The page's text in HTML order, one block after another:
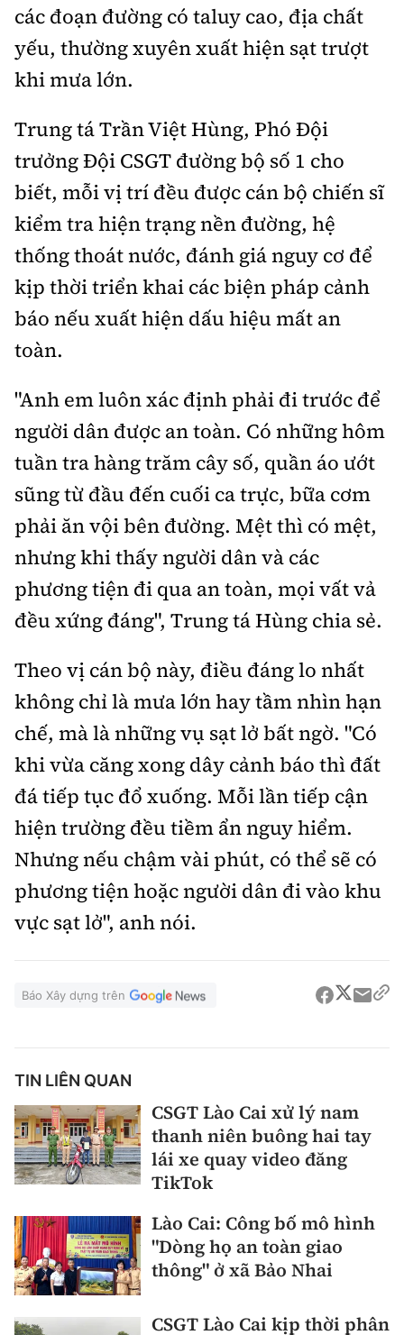
các đoạn đường có taluy cao, địa chất
yếu, thường xuyên xuất hiện sạt trượt
khi mưa lớn.
Trung tá Trần Việt Hùng, Phó Đội
trưởng Đội CSGT đường bộ số 1 cho
biết, mỗi vị trí đều được cán bộ chiến sĩ
kiểm tra hiện trạng nền đường, hệ
thống thoát nước, đánh giá nguy cơ để
kịp thời triển khai các biện pháp cảnh
báo nếu xuất hiện dấu hiệu mất an
toàn.
"Anh em luôn xác định phải đi trước để
người dân được an toàn. Có những hôm
tuần tra hàng trăm cây số, quần áo ướt
sũng từ đầu đến cuối ca trực, bữa cơm
phải ăn vội bên đường. Mệt thì có mệt,
nhưng khi thấy người dân và các
phương tiện đi qua an toàn, mọi vất vả
đều xứng đáng", Trung tá Hùng chia sẻ.
Theo vị cán bộ này, điều đáng lo nhất
không chỉ là mưa lớn hay tầm nhìn hạn
chế, mà là những vụ sạt lở bất ngờ. "Có
khi vừa căng xong dây cảnh báo thì đất
đá tiếp tục đổ xuống. Mỗi lần tiếp cận
hiện trường đều tiềm ẩn nguy hiểm.
Nhưng nếu chậm vài phút, có thể sẽ có
phương tiện hoặc người dân đi vào khu
vực sạt lở", anh nói.
Báo Xây dựng trên
TIN LIÊN QUAN
CSGT Lào Cai xử lý nam
thanh niên buông hai tay
lái xe quay video đăng
TikTok
Lào Cai: Công bố mô hình
"Dòng họ an toàn giao
thông" ở xã Bảo Nhai
CSGT Lào Cai kịp thời phân